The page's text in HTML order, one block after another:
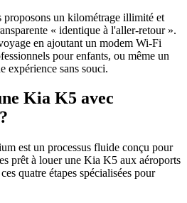
un kilométrage illimité et
« identique à l'aller-retour ».
en ajoutant un modem Wi-Fi
pour enfants, ou même un
expérience sans souci.
Kia K5 avec
est un processus fluide conçu pour
prêt à louer une Kia K5 aux aéroports
quatre étapes spécialisées pour